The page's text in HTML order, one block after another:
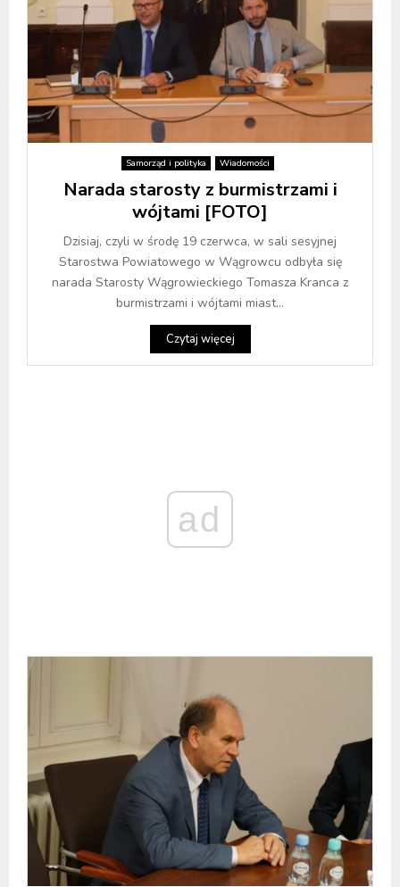
Samorząd i polityka Wiadomości
Narada starosty z burmistrzami i
wójtami [FOTO]
Dzisiaj, czyli w środę 19 czerwca, w sali sesyjnej
Starostwa Powiatowego w Wągrowcu odbyła się
narada Starosty Wągrowieckiego Tomasza Kranca z
burmistrzami i wójtami miast...
Czytaj więcej
ad